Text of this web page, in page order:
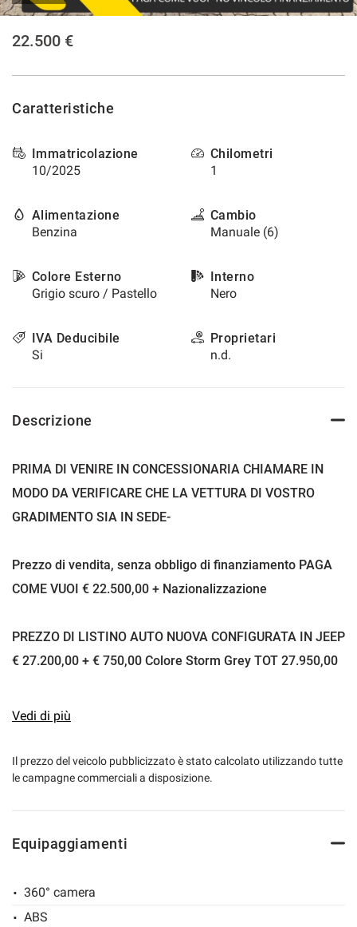
22.500 €
Caratteristiche
Immatricolazione
10/2025
Chilometri
1
Alimentazione
Benzina
Cambio
Manuale (6)
Colore Esterno
Grigio scuro / Pastello
Interno
Nero
IVA Deducibile
Si
Proprietari
n.d.
Descrizione
PRIMA DI VENIRE IN CONCESSIONARIA CHIAMARE IN
MODO DA VERIFICARE CHE LA VETTURA DI VOSTRO
GRADIMENTO SIA IN SEDE-
Prezzo di vendita, senza obbligo di finanziamento PAGA
COME VUOI € 22.500,00 + Nazionalizzazione
PREZZO DI LISTINO AUTO NUOVA CONFIGURATA IN JEEP
€ 27.200,00 + € 750,00 Colore Storm Grey TOT 27.950,00
-Retrocamera anche a drone
-Fari full LED riflettenti anteriori
-Sensori di parcheggio posteriori
adaptive cruise controll
piano carico regolabile in altezza
Vedi di più
Il prezzo del veicolo pubblicizzato è stato calcolato utilizzando tutte
le campagne commerciali a disposizione.
Equipaggiamenti
360° camera
ABS